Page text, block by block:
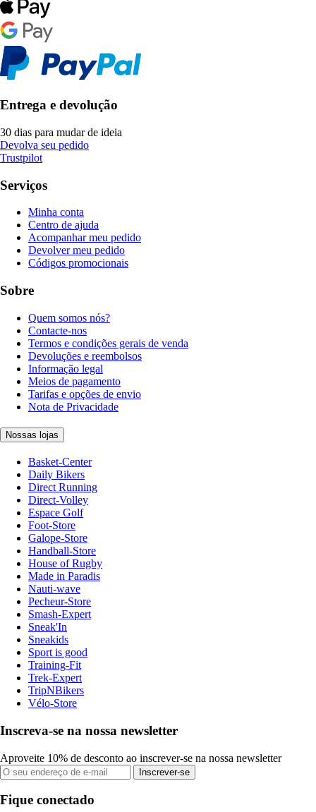
Entrega e devolução
30 dias para mudar de ideia
Devolva seu pedido
Trustpilot
Serviços
Minha conta
Centro de ajuda
Acompanhar meu pedido
Devolver meu pedido
Códigos promocionais
Sobre
Quem somos nós?
Contacte-nos
Termos e condições gerais de venda
Devoluções e reembolsos
Informação legal
Meios de pagamento
Tarifas e opções de envio
Nota de Privacidade
Nossas lojas
Basket-Center
Daily Bikers
Direct Running
Direct-Volley
Espace Golf
Foot-Store
Galope-Store
Handball-Store
House of Rugby
Made in Paradis
Nauti-wave
Pecheur-Store
Smash-Expert
Sneak'In
Sneakids
Sport is good
Training-Fit
Trek-Expert
TripNBikers
Vélo-Store
Inscreva-se na nossa newsletter
Aproveite 10% de desconto ao inscrever-se na nossa newsletter
Inscrever-se
Fique conectado